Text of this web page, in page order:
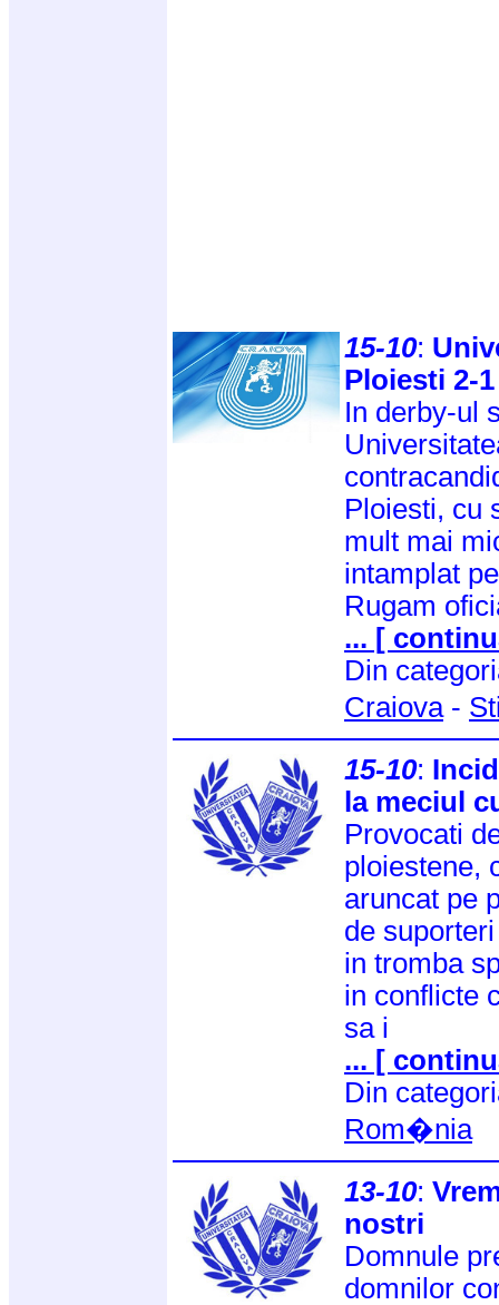
15-10:
Ploiesti 2-1
In derby-ul
Ploiesti, cu
mult mai
intamplat
Rugam
... [
Din
Craiova-
15-10:
la meciul
Provocati
ploiestene,
aruncat pe
de
in tromba
in conflicte
sa i
... [
Din
Rom�nia
13-10:
nostri
Domnule
domnilor